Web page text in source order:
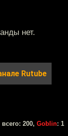
нет.
Rutube
всего: 200, Goblin: 1